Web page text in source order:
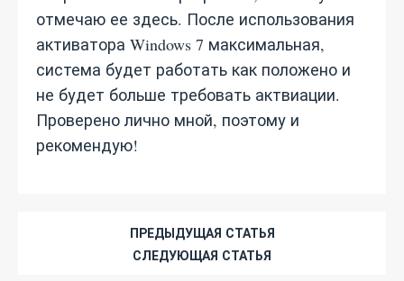
отмечаю ее здесь. После использования
активатора Windows 7 максимальная,
система будет работать как положено и
не будет больше требовать актвиации.
Проверено лично мной, поэтому и
рекомендую!
ПРЕДЫДУЩАЯ СТАТЬЯ
СЛЕДУЮЩАЯ СТАТЬЯ